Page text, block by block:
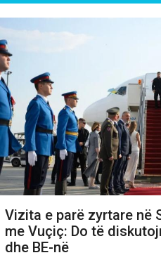
Vizita e parë zyrtare në
me Vuçiç: Do të
dhe BE-në